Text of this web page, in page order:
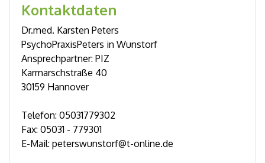
Kontaktdaten
Dr.med. Karsten Peters
PsychoPraxisPeters in Wunstorf
Ansprechpartner: PIZ
Karmarschstraße 40
30159 Hannover
Telefon: 05031779302
Fax: 05031 - 779301
E-Mail: peterswunstorf@t-online.de